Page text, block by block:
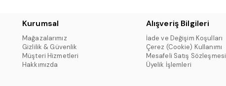
Kurumsal
Mağazalarımız
Gizlilik & Güvenlik
Müşteri Hizmetleri
Hakkımızda
Alışveriş Bilgileri
İade ve Değişim Koşulları
Çerez (Cookie) Kullanımı
Mesafeli Satış Sözleşmesi
Üyelik İşlemleri